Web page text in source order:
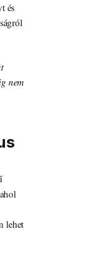
és
nem
lehet